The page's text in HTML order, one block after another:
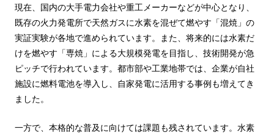
現在、国内の大手電力会社や重工メーカーなどが中心となり、
既存の火力発電所で天然ガスに水素を混ぜて燃やす「混焼」の
実証実験が各地で進められています。また、将来的には水素だ
けを燃やす「専焼」による大規模発電を目指し、技術開発が急
ピッチで行われています。都市部や工業地帯では、企業が自社
施設に燃料電池を導入し、自家発電に活用する事例も増えてき
ました。
一方で、本格的な普及に向けては課題も残されています。水素